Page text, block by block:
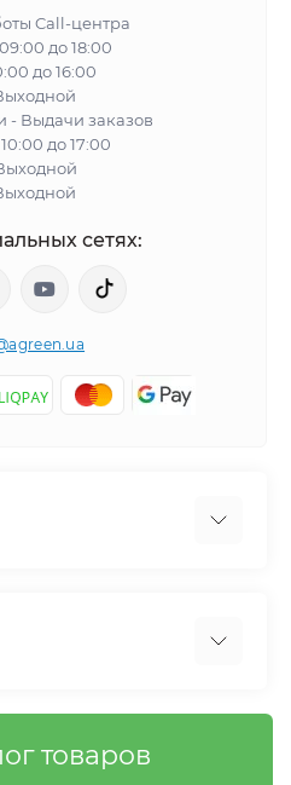
Call-центра
до 18:00
до 16:00
- Выдачи заказов
до 17:00
сетях:
товаров